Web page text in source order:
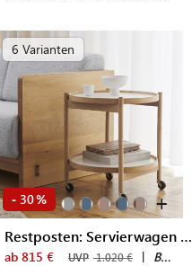
6 Varianten
- 30% +
Restposten: Servierwagen TRAY TABLE 50
ab 815 € UVP 1.020 € | Brdr. Krüger